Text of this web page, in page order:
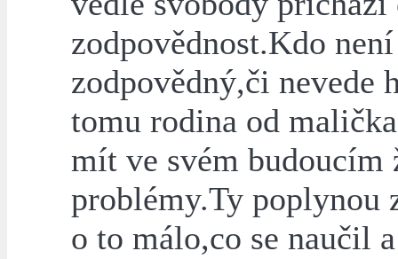
zodpovědnost.Kdo není
zodpovědný,či nevede
tomu rodina od
mít ve svém budoucím
problémy.Ty poplynou
o to málo,co se naučil